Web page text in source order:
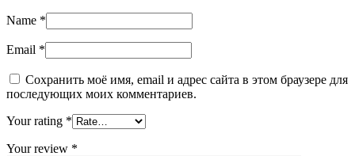
Name *
Email *
Сохранить моё имя, email и адрес сайта в этом браузере для
последующих моих комментариев.
Your rating *
Your review *